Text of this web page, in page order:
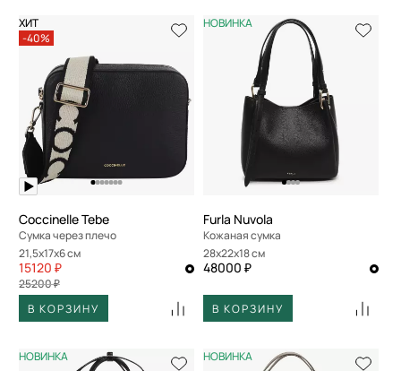
ХИТ
-40%
Coccinelle Tebe
Сумка через плечо
21,5x17x6 см
15120 ₽
25200 ₽
В КОРЗИНУ
НОВИНКА
Furla Nuvola
Кожаная сумка
28x22x18 см
48000 ₽
В КОРЗИНУ
НОВИНКА НОВИНКА